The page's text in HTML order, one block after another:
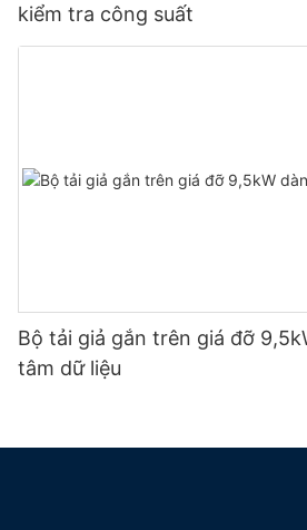
kiểm tra công suất
Bộ tải giả gắn trên giá đỡ
tâm dữ liệu